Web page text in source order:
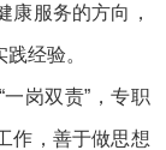
康服务的方向，
经验。
岗双责”，专职
作，善于做思想